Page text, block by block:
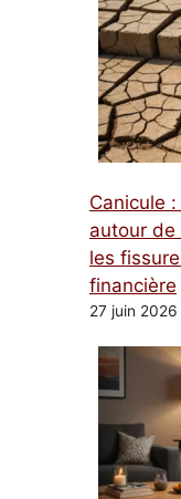
Canicule
autour de
les
financière
27 juin 2026